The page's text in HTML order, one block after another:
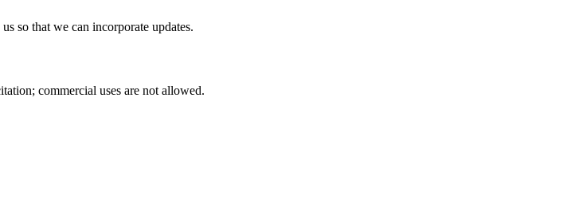
so that we can incorporate updates.
commercial uses are not allowed.